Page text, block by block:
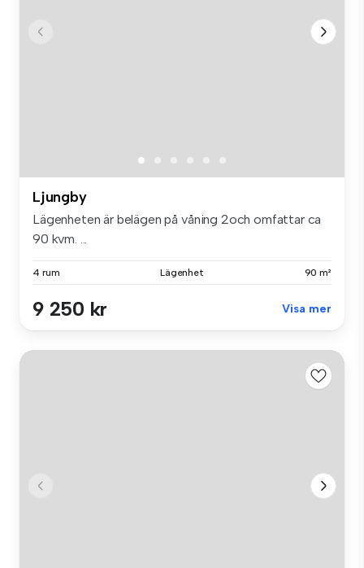
Ljungby
Lägenheten är belägen på våning 2och omfattar ca
90 kvm. ...
4 rum Lägenhet 90 m²
9 250 kr Visa mer